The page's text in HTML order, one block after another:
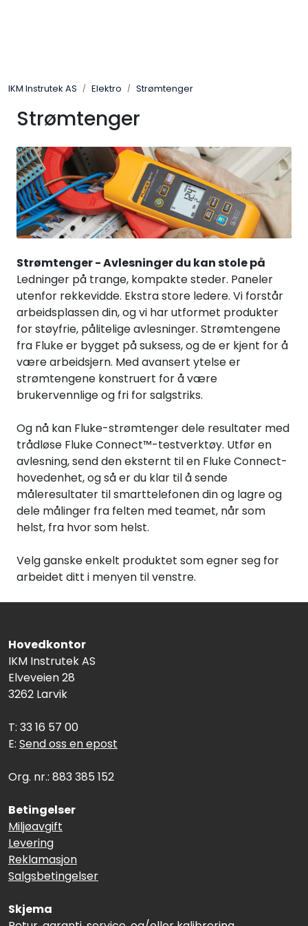
IKM Instrutek AS Elektro Strømtenger
Strømtenger
Strømtenger - Avlesninger du kan stole på
Ledninger på trange, kompakte steder. Paneler
utenfor rekkevidde. Ekstra store ledere. Vi forstår
arbeidsplassen din, og vi har utformet produkter
for støyfrie, pålitelige avlesninger. Strømtengene
fra Fluke er bygget på suksess, og de er kjent for å
være arbeidsjern. Med avansert ytelse er
strømtengene konstruert for å være
brukervennlige og fri for salgstriks.
Og nå kan Fluke-strømtenger dele resultater med
trådløse Fluke Connect™-testverktøy. Utfør en
avlesning, send den eksternt til en Fluke Connect-
hovedenhet, og så er du klar til å sende
måleresultater til smarttelefonen din og lagre og
dele målinger fra felten med teamet, når som
helst, fra hvor som helst.
Velg ganske enkelt produktet som egner seg for
arbeidet ditt i menyen til venstre.
Hovedkontor
IKM Instrutek AS
Elveveien 28
3262 Larvik
T: 33 16 57 00
E: Send oss en epost
Org. nr.: 883 385 152
Betingelser
Miljøavgift
Levering
Reklamasjon
Salgsbetingelser
Skjema
Elektro
Prosess
Frekvensomformere
Kalibratorer
Termografi
Undervisning
Navigasjon & Kommunikasjon
Maskinvern & Instrumentering
Tilbehør
Kampanjer